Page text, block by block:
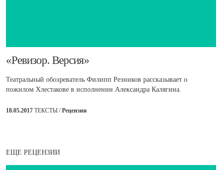
​«Ревизор. Версия»
Театральный обозреватель Филипп Резников рассказывает о
пожилом Хлестакове в исполнении Александра Калягина.
18.05.2017 ТЕКСТЫ /Рецензии
ЕЩЕ РЕЦЕНЗИИ